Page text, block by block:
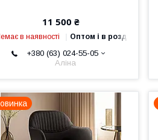
11 500 ₴
в наявності Оптом і в роздріб
+380 (63) 024-55-05
Аліна